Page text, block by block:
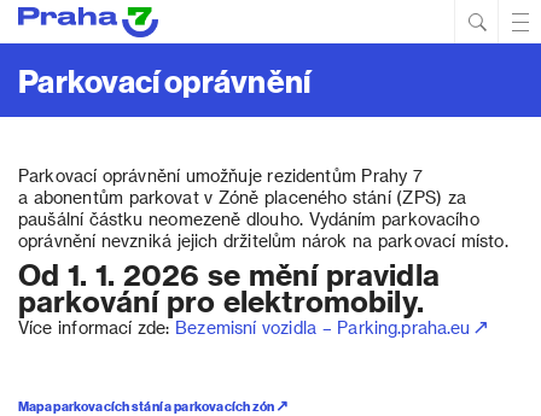
Parkovací oprávnění
Parkovací oprávnění umožňuje rezidentům Prahy 7
a abonentům parkovat v Zóně placeného stání (ZPS) za
paušální částku neomezeně dlouho. Vydáním parkovacího
oprávnění nevzniká jejich držitelům nárok na parkovací místo.
Od 1. 1. 2026 se mění pravidla
parkování pro elektromobily.
Více informací zde: Bezemisní vozidla – Parking.praha.eu
Mapa parkovacích stání a parkovacích zón